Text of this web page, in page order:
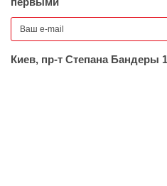
Киев, пр-т Степана Бандеры